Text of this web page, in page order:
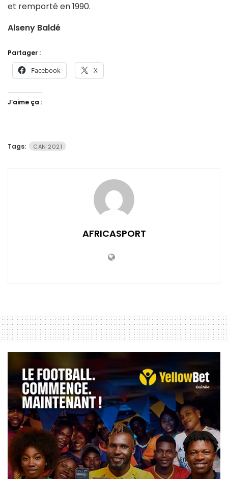
et remporté en 1990.
Alseny Baldé
Partager :
Facebook X
J’aime ça :
Tags: CAN 2021
AFRICASPORT